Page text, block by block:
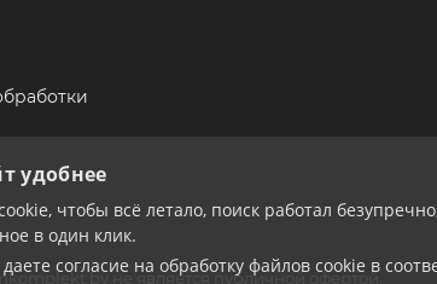
удобнее
чтобы всё летало, поиск работал
в один клик.
согласие на обработку файлов cookie в
не является публичной офертой.